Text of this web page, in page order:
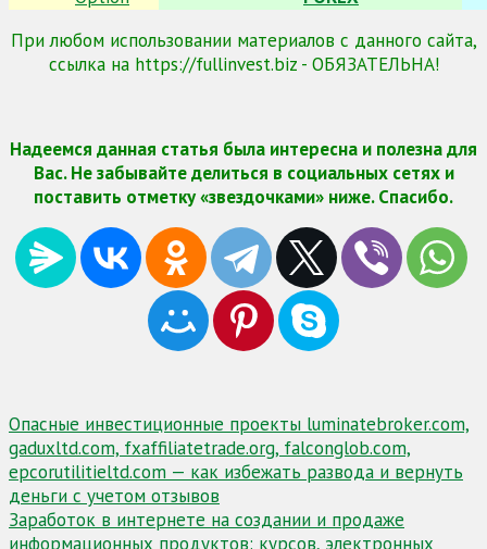
При любом использовании материалов с данного сайта,
ссылка на https://fullinvest.biz - ОБЯЗАТЕЛЬНА!
Надеемся данная статья была интересна и полезна для
Вас. Не забывайте делиться в социальных сетях и
поставить отметку «звездочками» ниже. Спасибо.
Навигация
по
записям
Опасные инвестиционные проекты luminatebroker.com,
gaduxltd.com, fxaffiliatetrade.org, falconglob.com,
epcorutilitieltd.com — как избежать развода и вернуть
деньги с учетом отзывов
Заработок в интернете на создании и продаже
информационных продуктов: курсов, электронных